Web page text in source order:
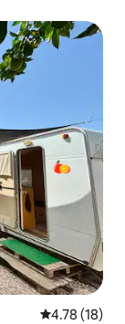
レビュー18
4.78 (18)